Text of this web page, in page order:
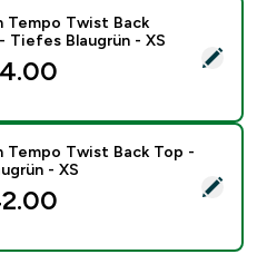
- MP Damen Tempo
Tempo Twist Back
Tiefes Blaugrün - XS
- MP Damen Tempo
Tempo Twist Back Top -
- XS